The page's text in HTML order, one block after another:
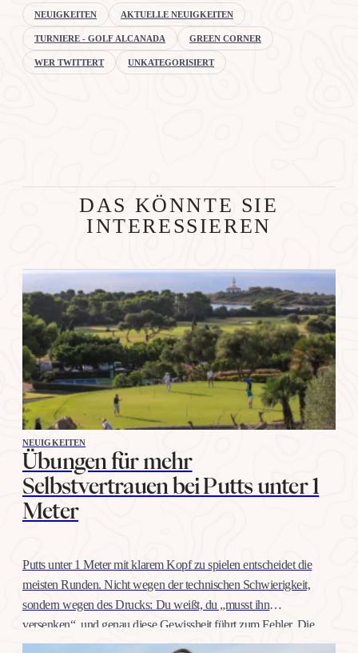
NEUIGKEITEN AKTUELLE NEUIGKEITEN
TURNIERE - GOLF ALCANADA GREEN CORNER
WER TWITTERT UNKATEGORISIERT
DAS KÖNNTE SIE
INTERESSIEREN
NEUIGKEITEN
Übungen für mehr
Selbstvertrauen bei Putts unter 1
Meter
Putts unter 1 Meter mit klarem Kopf zu spielen entscheidet die
meisten Runden. Nicht wegen der technischen Schwierigkeit,
sondern wegen des Drucks: Du weißt, du „musst ihn
versenken“, und genau diese Gewissheit führt zum Fehler. Die
gute Nachricht: Selbstvertrauen auf dieser Distanz trainiert man